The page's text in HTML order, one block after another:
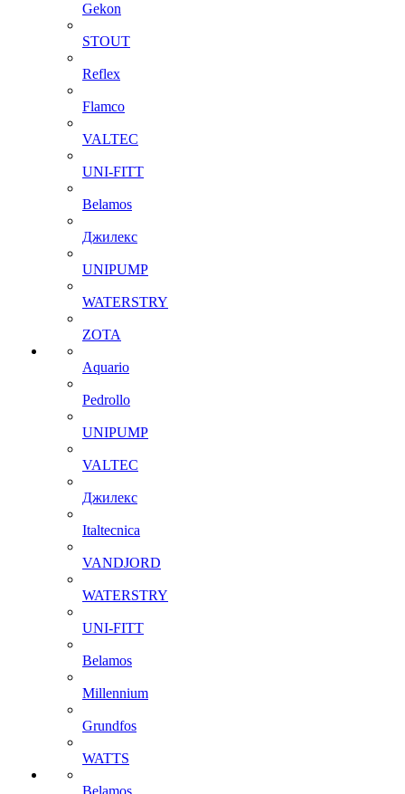
Gekon
STOUT
Reflex
Flamco
VALTEC
UNI-FITT
Belamos
Джилекс
UNIPUMP
WATERSTRY
ZOTA
Aquario
Pedrollo
UNIPUMP
VALTEC
Джилекс
Italtecnica
VANDJORD
WATERSTRY
UNI-FITT
Belamos
Millennium
Grundfos
WATTS
Belamos